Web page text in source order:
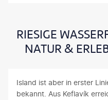
RIESIGE
NATUR &
Island ist aber in erster
bekannt. Aus Keflavík